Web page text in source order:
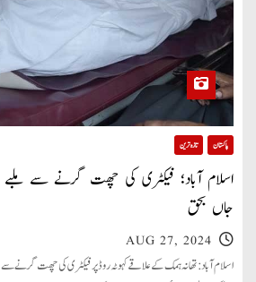
پاکستان تازہ ترین
جاں بحق
AUG 27, 2024